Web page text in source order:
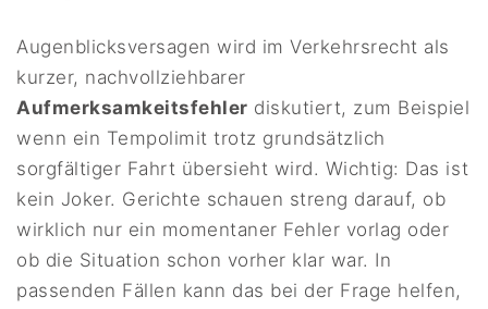
Augenblicksversagen wird im Verkehrsrecht als
kurzer, nachvollziehbarer
Aufmerksamkeitsfehler diskutiert, zum Beispiel
wenn ein Tempolimit trotz grundsätzlich
sorgfältiger Fahrt übersieht wird. Wichtig: Das ist
kein Joker. Gerichte schauen streng darauf, ob
wirklich nur ein momentaner Fehler vorlag oder
ob die Situation schon vorher klar war. In
passenden Fällen kann das bei der Frage helfen,